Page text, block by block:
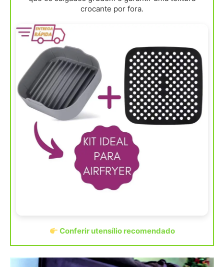
crocante por fora.
Conferir utensílio recomendado